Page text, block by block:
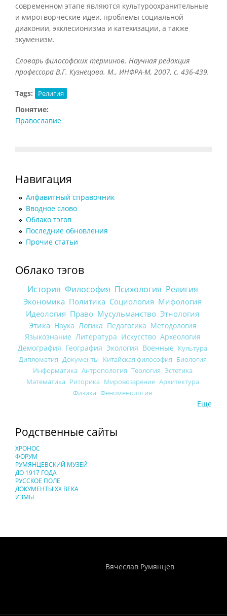
современном этапе являются культуроохранительные
и миротворческие идеи, проблемы социальной
диаконии, экклесионизма и катехизации, а также
экуменизм.
Словарь философских терминов. Научная редакция
профессора В.Г. Кузнецова. М., ИНФРА-М, 2007, с. 436-439.
Tags: Религия
Понятие:
Православие
Навигация
Алфавитный справочник
Вводное слово
Облако тэгов
Последние обновления
Прочие статьи
Облако тэгов
История Философия Психология Религия
Экономика Политика Социология Мифология
Идеология Право Мусульманство Этнология
Этика Наука Логика Педагогика Методология
Языкознание Литература Искусство Археология
Демография География Экология Военные Культура
Дипломатия Документы Китайская философия Биология
Информатика Антропология Теология Эстетика
Математика Риторика Мировоззрение Архитектура
Физика Феноменология
Еще
Родственные сайты
ХРОНОС
ФОРУМ
РУМЯНЦЕВСКИЙ МУЗЕЙ
ДО 1917 ГОДА
РУССКОЕ ПОЛЕ
ДОКУМЕНТЫ XX ВЕКА
ИЗМЫ
Вячеслав Румянцев